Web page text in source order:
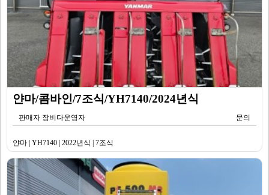
얀마/콤바인/7조식/YH7140/2024년식
판매자 장비다운영자 문의
얀마 | YH7140 | 2022년식 | 7조식